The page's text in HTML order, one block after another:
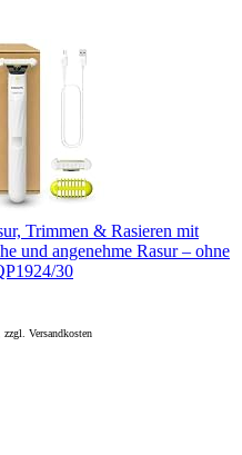
Trimmen & Rasieren mit
und angenehme Rasur – ohne
30
Versandkosten